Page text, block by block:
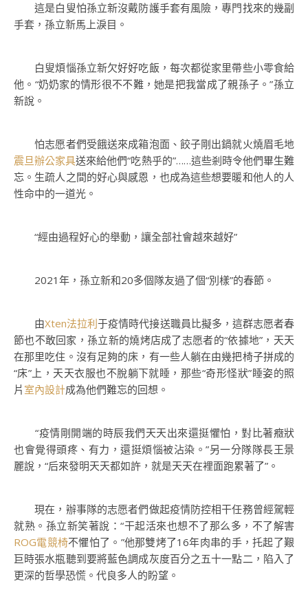
這是白叟怕孫立新沒戴防護手套有風險，專門找來的幾副
手套，孫立新馬上淚目。
白叟煩惱孫立新欠好好吃飯，每次都從家里帶些小零食給
他。“奶奶家的情形很不不難，她是把我當成了親孫子。”孫立
新說。
怕志愿者們受餓送來成箱泡面、餃子剛出鍋就火燒眉毛地
震旦辦公家具送來給他們“吃熱乎的”……這些剎時令他們畢生難
忘。生疏人之間的好心與感恩，也成為這些想要暖和他人的人
性命中的一道光。
“經由過程好心的舉動，讓全部社會越來越好”
2021年，孫立新和20多個隊友過了個“別樣”的春節。
由Xten法拉利于疫情時代接送職員比擬多，這群志愿者春
節也不敢回家，孫立新的燒烤店成了志愿者的“依據地”，天天
在那里吃住。沒有足夠的床，有一些人躺在由幾把椅子拼成的
“床”上，天天衣服也不脫躺下就睡，那些“奇形怪狀”睡姿的照
片 室內設計成為他們難忘的回想。
“疫情剛開端的時辰我們天天出來還挺懼怕，對比著癥狀
也會覺得頭疼、有力，還挺煩惱被沾染。”另一分隊隊長王景
麗說，“后來發明天天都如許，就是天天在裡面跑累著了”。
現在，辦事隊的志愿者們做起疫情防控相干任務曾經駕輕
就熟。孫立新笑著說：“干起活來也想不了那么多，不了解害
ROG電競椅不懼怕了。”他那雙烤了16年肉串的手，托起了艱
巨時張水瓶聽到要將藍色調成灰度百分之五十一點二，陷入了
更深的哲學恐慌。代良多人的盼望。